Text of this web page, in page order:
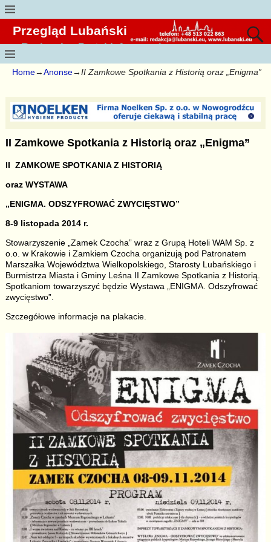
Przegląd Lubański
Regionalny Portal Informacyjny
Home→Anonse→II Zamkowe Spotkania z Historią oraz „Enigma”
II Zamkowe Spotkania z Historią oraz „Enigma”
II ZAMKOWE SPOTKANIA Z HISTORIĄ
oraz WYSTAWA
„ENIGMA. ODSZYFROWAĆ ZWYCIĘSTWO”
8-9 listopada 2014 r.
Stowarzyszenie „Zamek Czocha” wraz z Grupą Hoteli WAM Sp. z
o.o. w Krakowie i Zamkiem Czocha organizują pod Patronatem
Marszałka Województwa Wielkopolskiego, Starosty Lubańskiego i
Burmistrza Miasta i Gminy Leśna II Zamkowe Spotkania z Historią.
Spotkaniom towarzyszyć będzie Wystawa „ENIGMA. Odszyfrować
zwycięstwo”.
Szczegółowe informacje na plakacie.